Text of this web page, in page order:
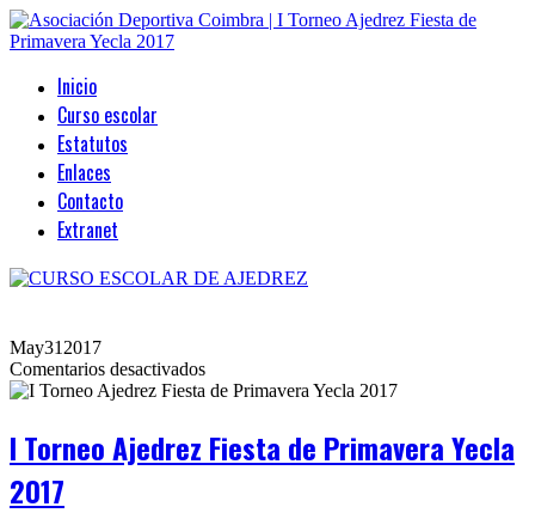
Inicio
Curso escolar
Estatutos
Enlaces
Contacto
Extranet
May31 2017
Comentarios desactivadosen
Fiesta
I Torneo Ajedrez Fiesta de Primavera Yecla
2017